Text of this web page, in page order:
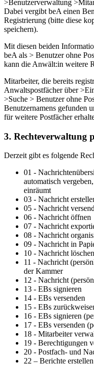
>Benutzerverwaltung
Dabei vergibt beA einen
Registrierung (bitte diese
speichern).
Mit diesen beiden
beA als > Benutzer ohne
kann die Anwält:in weitere
Mitarbeiter, die bereits
Anwaltspostfächer über
>Suche > Benutzer ohne
Benutzernamens gefunden
für weitere Postfächer
3. Rechteverwaltung
Derzeit gibt es folgende
01 -
automatisch
einräumt
03 - Nachricht
05 - Nachricht
06 - Nachricht öffnen
07 - Nachricht
08 - Nachricht
09 - Nachricht in
10 - Nachricht löschen
11 - Nachricht
der Kammer
12 - Nachricht
13 - EBs signieren
14 - EBs versenden
15 - EBs
16 - EBs signieren
17 - EBs versenden
18 - Mitarbeiter
19 - Berechtigungen
20 - Postfach- und
22 – Berichte